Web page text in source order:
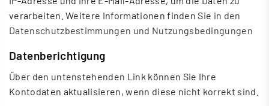
verarbeiten. Weitere Informationen finden Sie in den
Datenschutzbestimmungen und Nutzungsbedingungen
Datenberichtigung
Über den untenstehenden Link können Sie Ihre
Kontodaten aktualisieren, wenn diese nicht korrekt sind.